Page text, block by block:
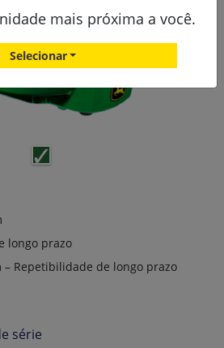
longo prazo
– Repetibilidade de longo prazo
série
mais próxima a você.
Selecionar